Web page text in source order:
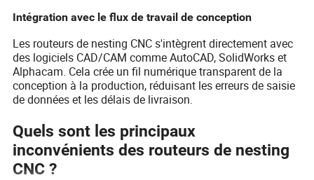
Intégration avec le flux de travail de conception
Les routeurs de nesting CNC s'intègrent directement avec
des logiciels CAD/CAM comme AutoCAD, SolidWorks et
Alphacam. Cela crée un fil numérique transparent de la
conception à la production, réduisant les erreurs de saisie
de données et les délais de livraison.
Quels sont les principaux
inconvénients des routeurs de nesting
CNC ?